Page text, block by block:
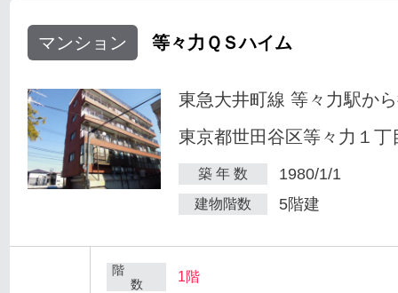
マンション 等々力ＱＳハイム
東急大井町線 等々力駅か
東京都世田谷区等々力１丁
築 年 数 1980/1/1
建物階数 5階建
階
数
1階